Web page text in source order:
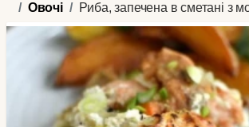
Овочі
Риба, запечена в сметані з